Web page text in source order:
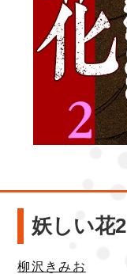
妖しい花2
柳沢きみお